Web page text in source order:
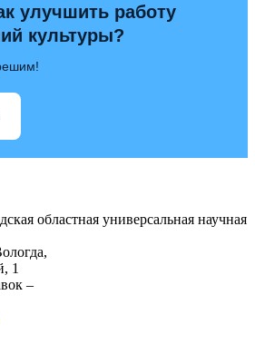
улучшить работу
культуры?
областная универсальная научная
1
–